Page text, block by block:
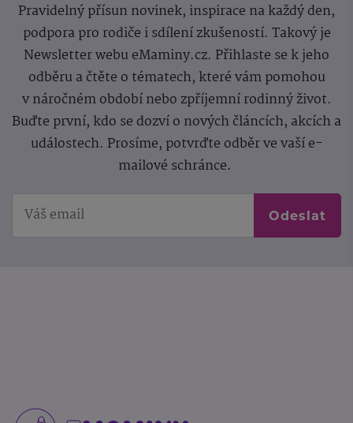
Pravidelný přísun novinek, inspirace na každý den,
podpora pro rodiče i sdílení zkušeností. Takový je
Newsletter webu eMaminy.cz. Přihlaste se k jeho
odběru a čtěte o tématech, které vám pomohou
v náročném období nebo zpříjemní rodinný život.
Buďte první, kdo se dozví o nových článcích, akcích a
událostech. Prosíme, potvrďte odběr ve vaší e-
mailové schránce.
Odeslat